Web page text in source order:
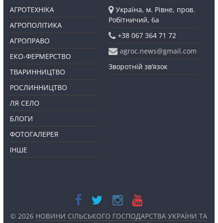
АГРОТЕХНІКА
АГРОПОЛІТИКА
АГРОПРАВО
ЕКО-ФЕРМЕРСТВО
ТВАРИННИЦТВО
РОСЛИННИЦТВО
ЛЯ СЕЛО
БЛОГИ
ФОТОГАЛЕРЕЯ
ІНШЕ
Україна, м. Рівне, пров.
Робітничий, 6а
+38 067 364 71 72
agroc.news@gmail.com
Зворотній зв’язок
© 2026 НОВИНИ СІЛЬСЬКОГО ГОСПОДАРСТВА УКРАЇНИ ТА